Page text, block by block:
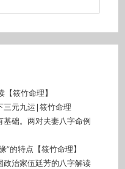
筱竹命理】
三元九运|筱竹命理
础。两对夫妻八字命例
的特点【筱竹命理】
政治家伍廷芳的八字解读